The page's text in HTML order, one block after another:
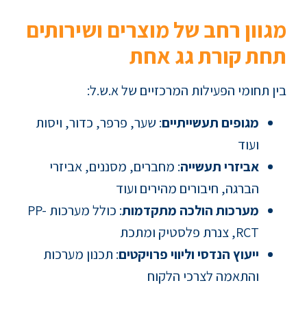
מגוון רחב של מוצרים ושירותים
תחת קורת גג אחת
בין תחומי הפעילות המרכזיים של א.ש.ל:
מגופים תעשייתיים: שער, פרפר, כדור, ויסות
ועוד
אביזרי תעשייה: מחברים, מסננים, אביזרי
הברגה, חיבורים מהירים ועוד
מערכות הולכה מתקדמות
: כולל מערכות PP-
RCT, צנרת פלסטיק ומתכת
ייעוץ הנדסי וליווי פרויקטים: תכנון מערכות
והתאמה לצרכי הלקוח